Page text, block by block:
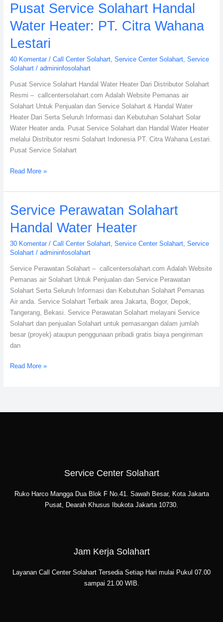
Pusat Service Solahart Handal
Water Heater: PT. Citra Wahana
Lestari
40 Komentar / Call Center Solahart, Service Center Solahart, Service
Solahart/ admininfosolahart
Pusat Service Solahart Handal Water Heater Dari Distributor Solahart
Resmi – callcentersolahart.com Adalah Website Pemanas air
Solahart Untuk Penjualan dan Service Solahart & Handal Water
Heater Dari Serta Seluruh Informasi dan Kebutuhan Solahart Solar
Water Heater anda. Pusat Service Solahart dan Handal Water Heater
melalui Distributor resmi Solahart Indonesia PT. Citra Wahana Lestari.
Pusat Service Solahart
Pusat
Service
Solahart
Handal
Water
Heater:
PT.
Citra
Wahana
Lestari
Read More »
Service Perawatan Solahart
Handal Water Heater
30 Komentar / Call Center Solahart, Service Center Solahart, Service
Solahart/ admininfosolahart
Service Perawatan Solahart – callcentersolahart.com Adalah Website
Pemanas air Solahart Untuk Penjualan dan Service Perawatan
Solahart Serta Seluruh Informasi dan Kebutuhan Solahart Pemanas
Air anda. Service Solahart Terbaik area Jakarta, Bogor, Depok,
Tangerang, Bekasi. Service Perawatan Solahart melayani Service
Solahart dan penjualan Solahart untuk pemasangan dalam jumlah
besar (proyek) ataupun penggunaan pribadi gratis biaya pengiriman
dan
Service
Perawatan
Solahart
Handal
Water
Read More »
Service Center Solahart
Ruko Harco Mangga Dua Blok F No.41. Sawah Besar, Kota Jakarta
Pusat, Dearah Khusus Ibukota Jakarta 10730.
Jam Kerja Solahart
Layanan Call Center Solahart Tersedia Setiap Hari mulai Pukul 07.00
sampai 21.00 WIB.